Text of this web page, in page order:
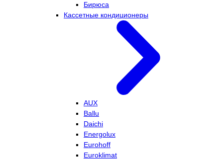
Бирюса
Кассетные кондиционеры
AUX
Ballu
Daichi
Energolux
Eurohoff
Euroklimat